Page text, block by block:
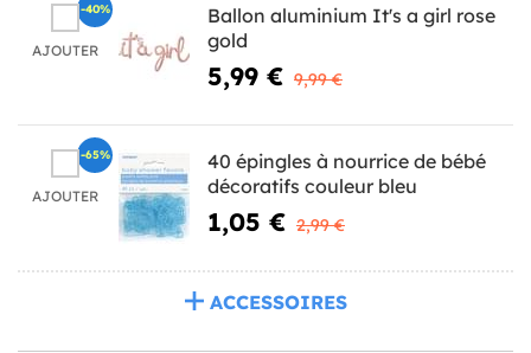
AJOUTER
Ballon aluminium It's a girl rose
gold
5,99 € 9,99 €
-40%
AJOUTER
40 épingles à nourrice de bébé
décoratifs couleur bleu
1,05 € 2,99 €
-65%
ACCESSOIRES